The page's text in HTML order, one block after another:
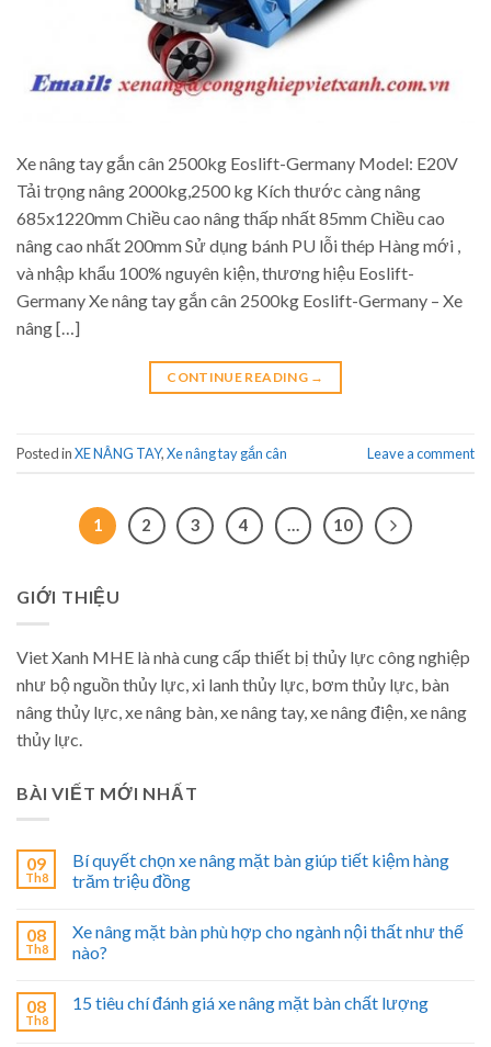
Xe nâng tay gắn cân 2500kg Eoslift-Germany Model: E20V
Tải trọng nâng 2000kg,2500 kg Kích thước càng nâng
685x1220mm Chiều cao nâng thấp nhất 85mm Chiều cao
nâng cao nhất 200mm Sử dụng bánh PU lỗi thép Hàng mới ,
và nhập khẩu 100% nguyên kiện, thương hiệu Eoslift-
Germany Xe nâng tay gắn cân 2500kg Eoslift-Germany – Xe
nâng […]
CONTINUE READING →
Posted inXE NÂNG TAY,Xe nâng tay gắn cân Leave a comment
1 2 3 4 … 10
GIỚI THIỆU
Viet Xanh MHE là nhà cung cấp thiết bị thủy lực công nghiệp
như bộ nguồn thủy lực, xi lanh thủy lực, bơm thủy lực, bàn
nâng thủy lực, xe nâng bàn, xe nâng tay, xe nâng điện, xe nâng
thủy lực.
BÀI VIẾT MỚI NHẤT
09
Th8
Bí quyết chọn xe nâng mặt bàn giúp tiết kiệm hàng
trăm triệu đồng
08
Th8
Xe nâng mặt bàn phù hợp cho ngành nội thất như thế
nào?
08
Th8
15 tiêu chí đánh giá xe nâng mặt bàn chất lượng